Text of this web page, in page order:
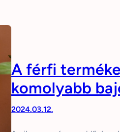
A férfi
komolyabb
2024.03.12.